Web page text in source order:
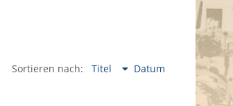
Sortieren nach: Titel Datum